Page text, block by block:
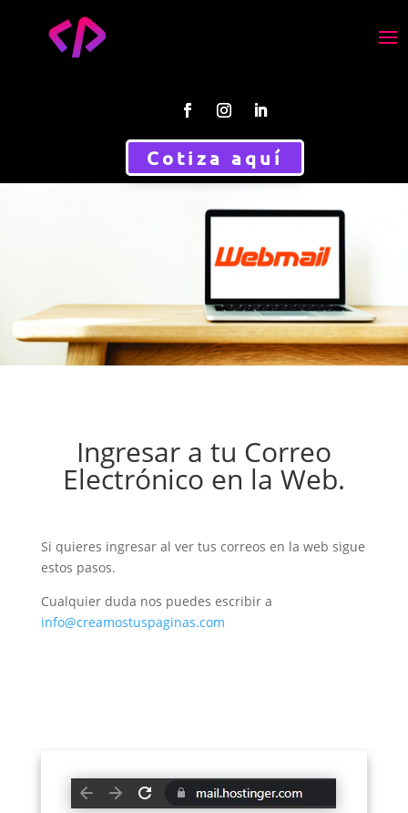
Cotiza aquí
Ingresar a tu Correo
Electrónico en la Web.
Si quieres ingresar al ver tus correos en la web sigue
estos pasos.
Cualquier duda nos puedes escribir a
info@creamostuspaginas.com